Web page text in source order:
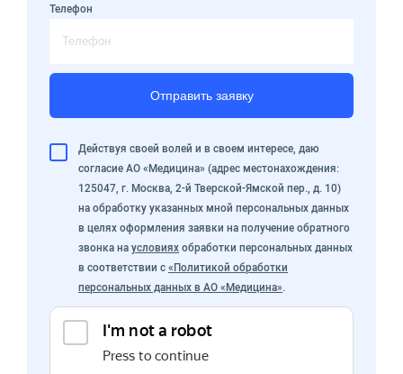
Телефон
Отправить заявку
Действуя своей волей и в своем интересе, даю
согласие АО «Медицина» (адрес местонахождения:
125047, г. Москва, 2-й Тверской-Ямской пер., д. 10)
на обработку указанных мной персональных данных
в целях оформления заявки на получение обратного
звонка на условиях обработки персональных данных
в соответствии с «Политикой обработки
персональных данных в АО «Медицина».